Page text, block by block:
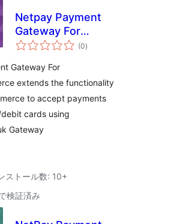
Netpay Payment
Gateway For
WooCommerce
(0個
の)
Gateway For
extends the functionality
to accept payments
cards using
Gateway
ストール数: 10+
検証済み